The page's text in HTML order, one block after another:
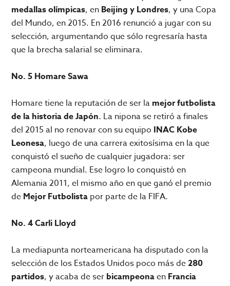
medallas olímpicas, en Beijing y Londres, y una Copa
del Mundo, en 2015. En 2016 renunció a jugar con su
selección, argumentando que sólo regresaría hasta
que la brecha salarial se eliminara.
No. 5 Homare Sawa
Homare tiene la reputación de ser la mejor futbolista
de la historia de Japón. La nipona se retiró a finales
del 2015 al no renovar con su equipo INAC Kobe
Leonesa, luego de una carrera exitosísima en la que
conquistó el sueño de cualquier jugadora: ser
campeona mundial. Ese logro lo conquistó en
Alemania 2011, el mismo año en que ganó el premio
de Mejor Futbolista por parte de la FIFA.
No. 4 Carli Lloyd
La mediapunta norteamericana ha disputado con la
selección de los Estados Unidos poco más de280
partidos, y acaba de ser bicampeonaen Francia